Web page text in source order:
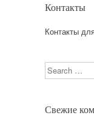
Контакты
Контакты
Search
Свежие